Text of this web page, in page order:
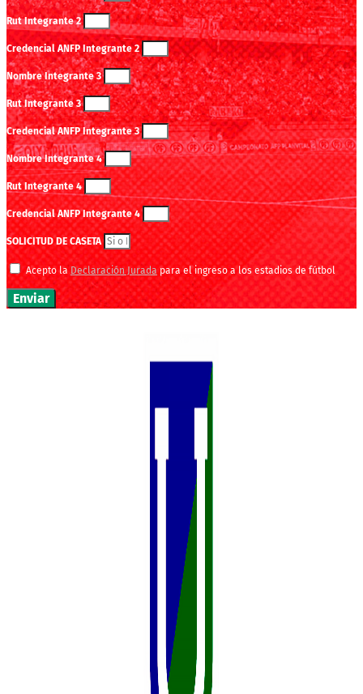
Rut Integrante 2
Credencial ANFP Integrante 2
Nombre Integrante 3
Rut Integrante 3
Credencial ANFP Integrante 3
Nombre Integrante 4
Rut Integrante 4
Credencial ANFP Integrante 4
SOLICITUD DE CASETA
Acepto la Declaración Jurada para el ingreso a los estadios de fútbol
Enviar